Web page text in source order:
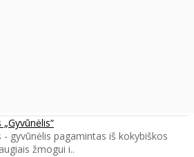
gyvūnėlis pagamintas iš kokybiškos
žmogui i..